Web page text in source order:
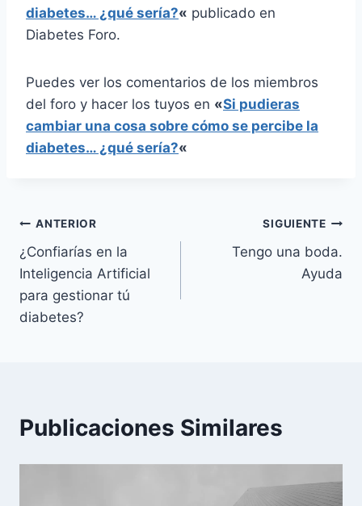
diabetes… ¿qué sería?« publicado en
Diabetes Foro.
Puedes ver los comentarios de los miembros
del foro y hacer los tuyos en «Si pudieras
cambiar una cosa sobre cómo se percibe la
diabetes… ¿qué sería?«
Navegación
de
entradas
ANTERIOR
¿Confiarías en la
Inteligencia Artificial
para gestionar tú
diabetes?
SIGUIENTE
Tengo una boda.
Ayuda
Publicaciones Similares